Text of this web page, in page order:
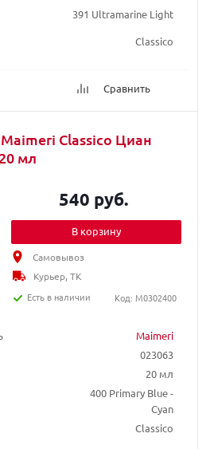
391 Ultramarine Light
Classico
Сравнить
Classico Циан
мл
Maimeri
023063
20 мл
400 Primary Blue -
Cyan
Classico
540 руб.
В корзину
Самовывоз
Курьер, ТК
Есть в наличии
Код: M0302400